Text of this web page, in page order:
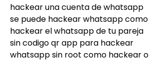
hackear una cuenta de whatsapp
se puede hackear whatsapp como
hackear el whatsapp de tu pareja
sin codigo qr app para hackear
whatsapp sin root como hackear o